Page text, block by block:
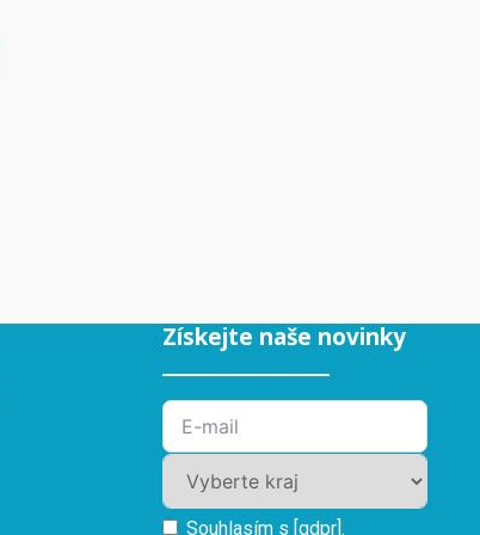
Získejte naše novinky
Souhlasím s [gdpr].